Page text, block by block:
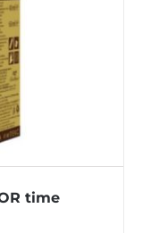
time